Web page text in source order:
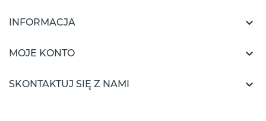
INFORMACJA 
MOJE KONTO 
SKONTAKTUJ SIĘ Z NAMI 